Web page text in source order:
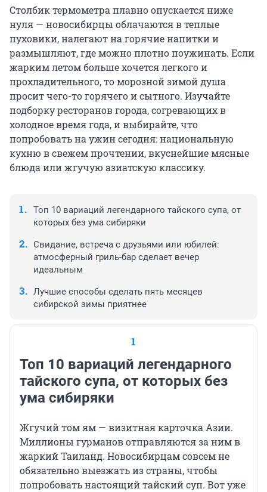
Столбик термометра плавно опускается ниже
нуля — новосибирцы облачаются в теплые
пуховики, налегают на горячие напитки и
размышляют, где можно плотно поужинать. Если
жарким летом больше хочется легкого и
прохладительного, то морозной зимой душа
просит чего-то горячего и сытного. Изучайте
подборку ресторанов города, согревающих в
холодное время года, и выбирайте, что
попробовать на ужин сегодня: национальную
кухню в свежем прочтении, вкуснейшие мясные
блюда или жгучую азиатскую классику.
Топ 10 вариаций легендарного тайского супа, от
которых без ума сибиряки
Свидание, встреча с друзьями или юбилей:
атмосферный гриль-бар сделает вечер
идеальным
Лучшие способы сделать пять месяцев
сибирской зимы приятнее
1
Топ 10 вариаций легендарного
тайского супа, от которых без
ума сибиряки
Жгучий том ям — визитная карточка Азии.
Миллионы гурманов отправляются за ним в
жаркий Таиланд. Новосибирцам совсем не
обязательно выезжать из страны, чтобы
попробовать настоящий тайский суп. Вот уже